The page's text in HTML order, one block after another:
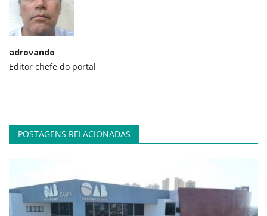
adrovando
Editor chefe do portal
POSTAGENS RELACIONADAS